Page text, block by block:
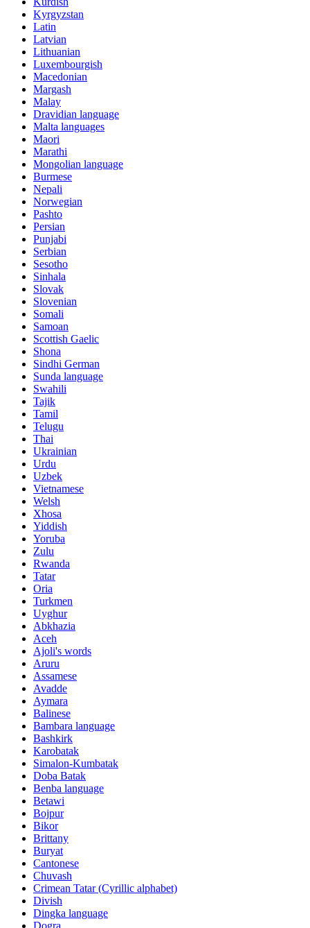
Kyrgyzstan
Latin
Latvian
Lithuanian
Luxembourgish
Macedonian
Margash
Malay
Dravidian language
Malta languages
Maori
Marathi
Mongolian language
Burmese
Nepali
Norwegian
Pashto
Persian
Punjabi
Serbian
Sesotho
Sinhala
Slovak
Slovenian
Somali
Samoan
Scottish Gaelic
Shona
Sindhi German
Sunda language
Swahili
Tajik
Tamil
Telugu
Thai
Ukrainian
Urdu
Uzbek
Vietnamese
Welsh
Xhosa
Yiddish
Yoruba
Zulu
Rwanda
Tatar
Oria
Turkmen
Uyghur
Abkhazia
Aceh
Ajoli's words
Aruru
Assamese
Avadde
Aymara
Balinese
Bambara language
Bashkirk
Karobatak
Simalon-Kumbatak
Doba Batak
Benba language
Betawi
Bojpur
Bikor
Brittany
Buryat
Cantonese
Chuvash
Crimean Tatar (Cyrillic alphabet)
Divish
Dingka language
Dogra